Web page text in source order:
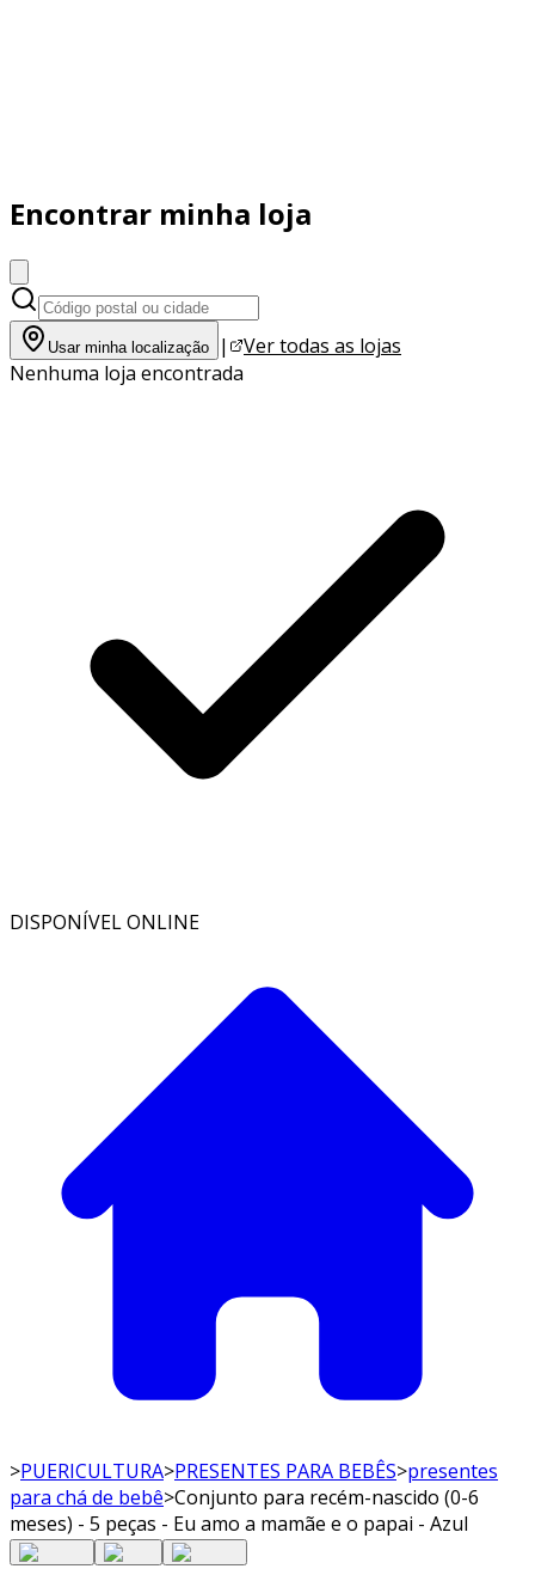
Encontrar minha loja
Usar minha localização |
Ver todas as lojas
Nenhuma loja encontrada
DISPONÍVEL ONLINE
>PUERICULTURA>PRESENTES PARA BEBÊS>presentes
para chá de bebê>Conjunto para recém-nascido (0-6
meses) - 5 peças - Eu amo a mamãe e o papai - Azul